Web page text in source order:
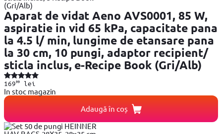
Aparat de vidat Aeno AVS0001, 85 W,
aspiratie in vid 65 kPa, capacitate pana
la 4.5 l/ min, lungime de etansare pana
la 30 cm, 10 pungi, adaptor recipient/
sticla inclus, e-Recipe Book (Gri/Alb)
16999lei
In stoc magazin
Adaugă în coș